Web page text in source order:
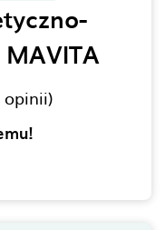
opinii)